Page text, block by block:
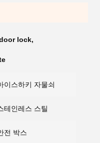
lock,
이스하키 자물쇠
테인레스 스틸
전 박스